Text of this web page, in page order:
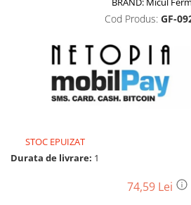
Accesorii motoburghie
Drujbe, fierastraie electrice
Drujbe pe benzina
Drujbe cu acumulator
Consumabile drujbe, fierastraie
Drujbe electrice
Unelte electrice busteni
Batoze - mori desfacat porumb
Cod Produs: GF-
STOC EPUIZAT
Durata de livrare: 1
74,59 Lei